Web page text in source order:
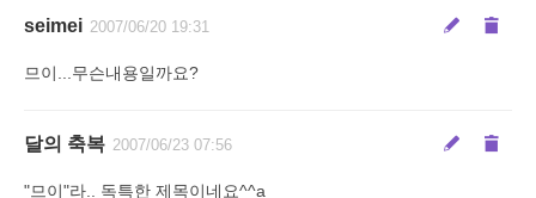
seimei 2007/06/20 19:31
므이...무슨내용일까요?
달의 축복 2007/06/23 07:56
"므이"라.. 독특한 제목이네요^^a